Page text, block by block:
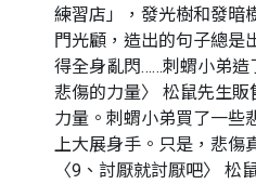
練習店」，發光樹和發暗
門光顧，造出的句子總是
得全身亂閃……刺蝟小弟造
悲傷的力量〉 松鼠先生
力量。刺蝟小弟買了一些
上大展身手。只是，悲傷
〈9、討厭就討厭吧〉 松